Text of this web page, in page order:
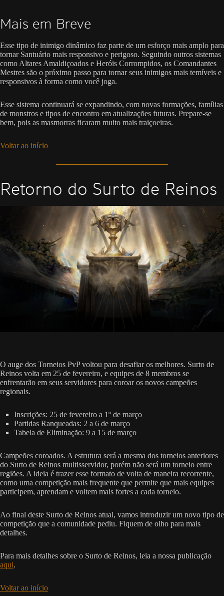
Mais em Breve
Esse tipo de inimigo dinâmico faz parte de um esforço mais amplo para
tornar Santuário mais responsivo e perigoso. Seguindo outros sistemas
como Altares Amaldiçoados e Heróis Corrompidos, os Comandantes
Mestres são o próximo passo para tornar seus inimigos mais temíveis e
responsivos à forma como você joga.
Esse sistema continuará se expandindo, com novas formações, famílias
de monstros e tipos de encontro em atualizações futuras. Prepare-se
bem, pois as masmorras ficaram muito mais traiçoeiras.
Voltar ao início
Retorno do Surto de Reinos
O auge dos Torneios PvP voltou para desafiar os melhores. Surto de
Reinos volta em 25 de fevereiro, e equipes de 8 membros se
enfrentarão em seus servidores para coroar os novos campeões
regionais.
Inscrições: 25 de fevereiro a 1º de março
Partidas Ranqueadas: 2 a 6 de março
Tabela de Eliminação: 9 a 15 de março
Campeões coroados. A estrutura será a mesma dos torneios anteriores
do Surto de Reinos multisservidor, porém não será um torneio entre
regiões. A ideia é trazer esse formato de volta de maneira recorrente,
como uma competição mais frequente que permite que mais equipes
participem, aprendam e voltem mais fortes a cada torneio.
Ao final deste Surto de Reinos atual, vamos introduzir um novo tipo de
competição que a comunidade pediu. Fiquem de olho para mais
detalhes.
Para mais detalhes sobre o Surto de Reinos, leia a nossa publicação
aqui.
Voltar ao início